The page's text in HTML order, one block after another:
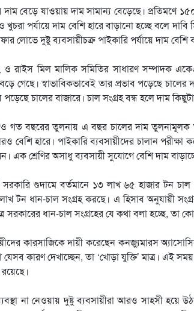
বেড়ে যাওয়ায় দাম সামান্য বেড়েছে। প্রতিমণে
পর্যায়ে দাম বেশি হারে বাড়ানো হচ্ছে বলে
লোভে দুষ্টু ব্যবসায়ীচক্র পাইকারি পর্যায়ে দাম বেশি
ও রাইস মিল মালিক সমিতির সাধারণ সম্পাদক
গেছে। স্বাভাবিকভাবেই তার প্রভাব পড়েছে
চালের বাজারে। চাল সংগ্রহ বন্ধ হলে দাম
গত বছরের তুলনায় এ বছর চালের দাম তুলনামূলক
বেশি হারে। পাইকারি ব্যবসায়ীদের চালান
এক শ্রেণির অসাধু ব্যবসায়ী সুযোগে বেশি দাম
সরকারি গুদামে বর্তমানে ১৩ লাখ ৬৫ হাজার
লাখ টন ধান-চাল সংগ্রহ করছে। এ হিসাব অনুযায়ী
সরকারের ধান-চাল সংগ্রহের যে কথা বলা হচ্ছে, তা
কারসাজিকে দায়ী করেছেন কনজ্যুমারস
কারণ দেখাচ্ছেন, তা ‘খোড়া যুক্তি’ মাত্র। এই
না নেওয়ায় দুষ্টু ব্যবসায়ীরা আরও সাহসী হয়ে